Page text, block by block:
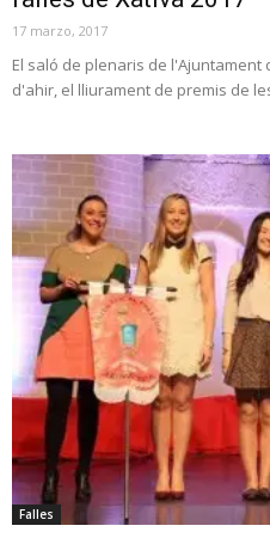
17 marzo, 2017
El saló de plenaris de
d'ahir, el lliurament de premis de
Falles